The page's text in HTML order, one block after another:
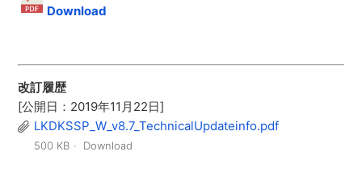
Download
改訂履歴
[公開日：2019年11月22日]
LKDKSSP_W_v8.7_TechnicalUpdateinfo.pdf
500 KB Download